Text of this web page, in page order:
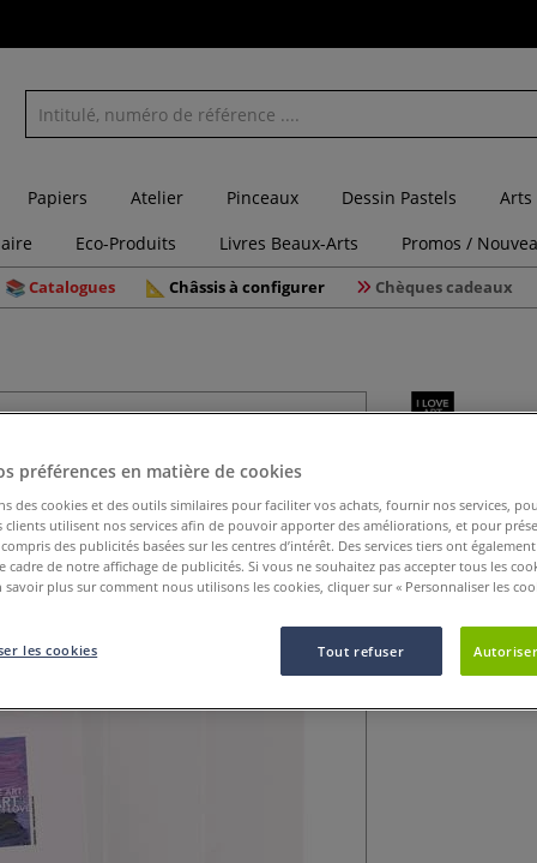
Papiers Atelier Pinceaux Dessin Pastels
Arts
Eco-Produits Livres Beaux-Arts Promos /
Catalogues Châssis à configurer Chèques cadeaux
Le support
très attractif.
préférences en matière de cookies
des cookies et des outils similaires pour faciliter vos achats, fournir nos services,
clients utilisent nos services afin de pouvoir apporter des améliorations, et pour
des publicités basées sur les centres d’intérêt. Des services tiers ont
cadre de notre affichage de publicités. Si vous ne souhaitez pas accepter tous les
savoir plus sur comment nous utilisons les cookies, cliquer sur « Personnaliser les
Tout refuser
les cookies